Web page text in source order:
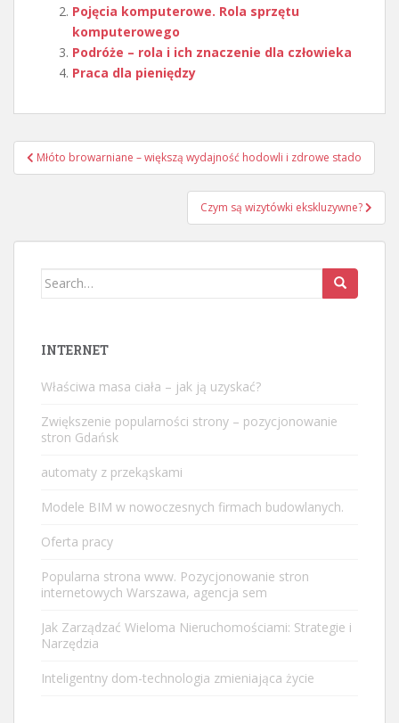
Pojęcia komputerowe. Rola sprzętu
komputerowego
Podróże – rola i ich znaczenie dla człowieka
Praca dla pieniędzy
Nawigacja
wpisu
Młóto browarniane – większą wydajność hodowli i zdrowe stado
Czym są wizytówki ekskluzywne?
Search
INTERNET
Właściwa masa ciała – jak ją uzyskać?
Zwiększenie popularności strony – pozycjonowanie
stron Gdańsk
automaty z przekąskami
Modele BIM w nowoczesnych firmach budowlanych.
Oferta pracy
Popularna strona www. Pozycjonowanie stron
internetowych Warszawa, agencja sem
Jak Zarządzać Wieloma Nieruchomościami: Strategie i
Narzędzia
Inteligentny dom-technologia zmieniająca życie